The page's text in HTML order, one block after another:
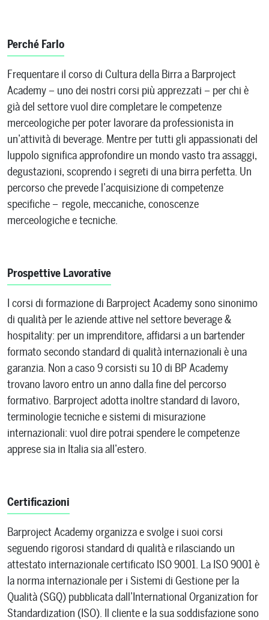
Perché Farlo
Frequentare il corso di Cultura della Birra a Barproject
Academy – uno dei nostri corsi più apprezzati – per chi è
già del settore vuol dire completare le competenze
merceologiche per poter lavorare da professionista in
un’attività di beverage. Mentre per tutti gli appassionati del
luppolo significa approfondire un mondo vasto tra assaggi,
degustazioni, scoprendo i segreti di una birra perfetta. Un
percorso che prevede l’acquisizione di competenze
specifiche – regole, meccaniche, conoscenze
merceologiche e tecniche.
Prospettive Lavorative
I corsi di formazione di Barproject Academy sono sinonimo
di qualità per le aziende attive nel settore beverage &
hospitality: per un imprenditore, affidarsi a un bartender
formato secondo standard di qualità internazionali è una
garanzia. Non a caso 9 corsisti su 10 di BP Academy
trovano lavoro entro un anno dalla fine del percorso
formativo. Barproject adotta inoltre standard di lavoro,
terminologie tecniche e sistemi di misurazione
internazionali: vuol dire potrai spendere le competenze
apprese sia in Italia sia all’estero.
Certificazioni
Barproject Academy organizza e svolge i suoi corsi
seguendo rigorosi standard di qualità e rilasciando un
attestato internazionale certificato ISO 9001. La ISO 9001 è
la norma internazionale per i Sistemi di Gestione per la
Qualità (SGQ) pubblicata dall’International Organization for
Standardization (ISO). Il cliente e la sua soddisfazione sono